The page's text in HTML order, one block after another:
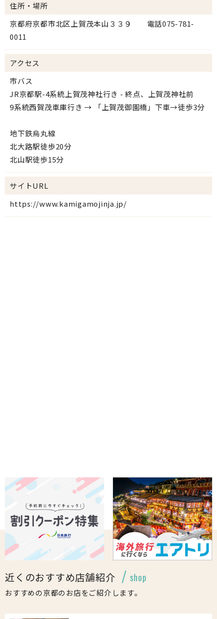
住所・場所
京都府京都市北区上賀茂本山３３９ 電話075-781-
0011
アクセス
市バス
JR京都駅-4系統上賀茂神社行き - 終点、上賀茂神社前
9系統西賀茂車庫行き → 「上賀茂御園橋」下車→徒歩3分
地下鉄烏丸線
北大路駅徒歩20分
北山駅徒歩15分
サイトURL
https://www.kamigamojinja.jp/
近くのおすすめ店舗紹介 shop
おすすめの京都のお店をご紹介します。